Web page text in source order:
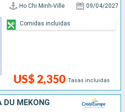
Ho Chi Minh-Ville 09/04/2027
US$ 2,350 Tasas incluidas
Comidas incluidas
DU MÉKONG